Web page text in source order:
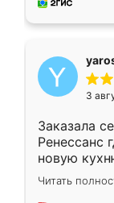
3
Заказала
Ренессанс
новую
вполне
два года,
Читать